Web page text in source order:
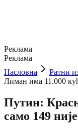
Реклама
Реклама
Насловна
Ратни
Лиман има 11.000
Путин:
само 149